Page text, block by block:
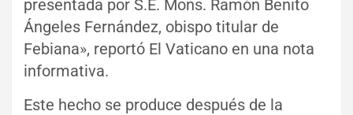
presentada por S.E. Mons. Ramón Benito
Ángeles Fernández, obispo titular de
Febiana», reportó El Vaticano en una nota
informativa.
Este hecho se produce después de la